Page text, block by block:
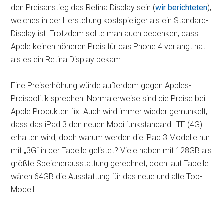
den Preisanstieg das Retina Display sein (wir berichteten),
welches in der Herstellung kostspieliger als ein Standard-
Display ist. Trotzdem sollte man auch bedenken, dass
Apple keinen höheren Preis für das Phone 4 verlangt hat
als es ein Retina Display bekam.
Eine Preiserhöhung würde außerdem gegen Apples-
Preispolitik sprechen: Normalerweise sind die Preise bei
Apple Produkten fix. Auch wird immer wieder gemunkelt,
dass das iPad 3 den neuen Mobilfunkstandard LTE (4G)
erhalten wird, doch warum werden die iPad 3 Modelle nur
mit „3G“ in der Tabelle gelistet? Viele haben mit 128GB als
größte Speicherausstattung gerechnet, doch laut Tabelle
wären 64GB die Ausstattung für das neue und alte Top-
Modell.